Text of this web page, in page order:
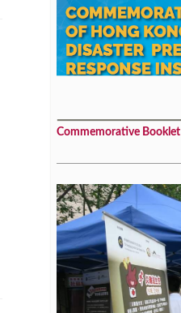
Commemorative Booklet